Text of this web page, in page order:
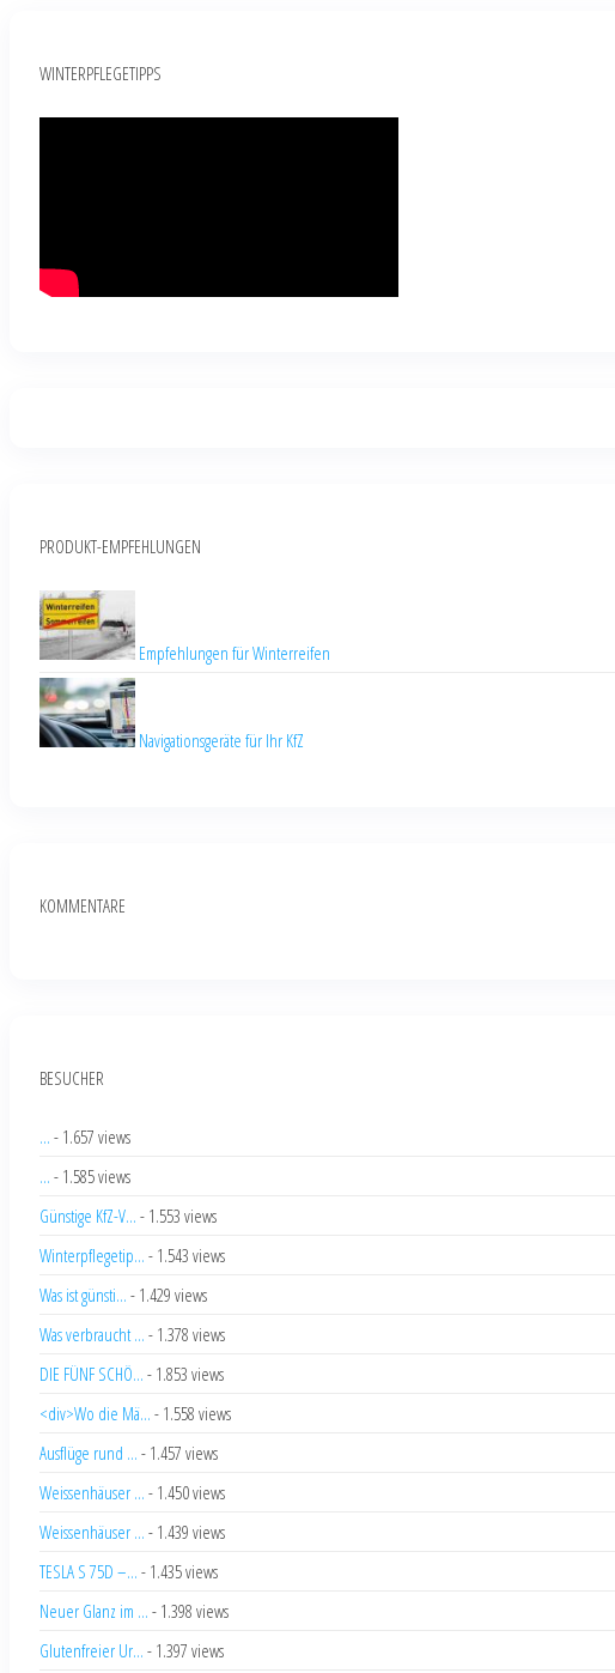
WINTERPFLEGETIPPS
PRODUKT-EMPFEHLUNGEN
Empfehlungen für Winterreifen
Navigationsgeräte für Ihr KfZ
KOMMENTARE
BESUCHER
... - 1.657 views
... - 1.585 views
Günstige KfZ-V... - 1.553 views
Winterpflegetip... - 1.543 views
Was ist günsti... - 1.429 views
Was verbraucht ... - 1.378 views
DIE FÜNF SCHÖ... - 1.853 views
<div>Wo die Mä... - 1.558 views
Ausflüge rund ... - 1.457 views
Weissenhäuser ... - 1.450 views
Weissenhäuser ... - 1.439 views
TESLA S 75D –... - 1.435 views
Neuer Glanz im ... - 1.398 views
Glutenfreier Ur... - 1.397 views